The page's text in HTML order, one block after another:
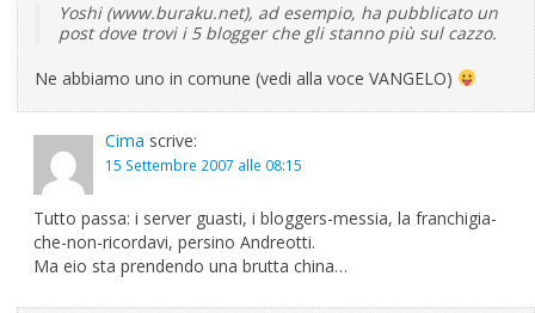
Yoshi (www.buraku.net), ad esempio, ha pubblicato un
post dove trovi i 5 blogger che gli stanno più sul cazzo.
Ne abbiamo uno in comune (vedi alla voce VANGELO)
Cima scrive:
15 Settembre 2007 alle 08:15
Tutto passa: i server guasti, i bloggers-messia, la franchigia-
che-non-ricordavi, persino Andreotti.
Ma eio sta prendendo una brutta china…